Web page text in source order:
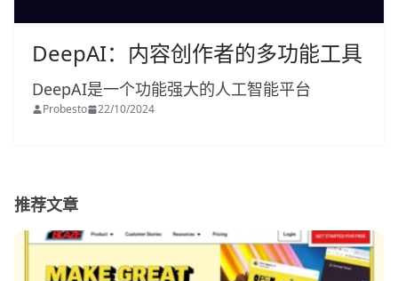
DeepAI：内容创作者的多功能工具
DeepAI是一个功能强大的人工智能平台
Probesto 22/10/2024
推荐文章